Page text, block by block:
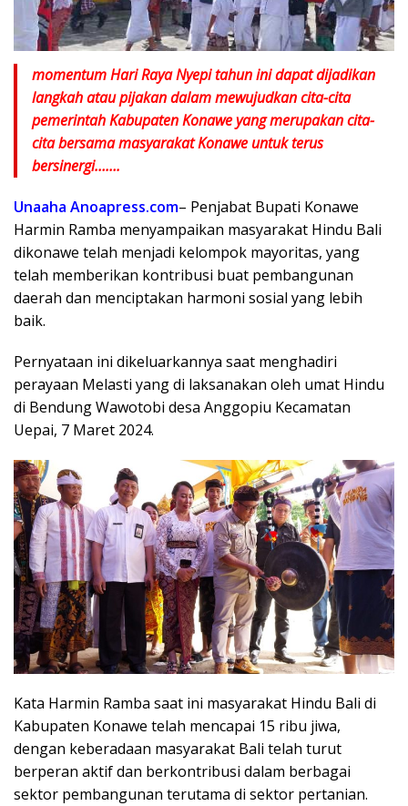
momentum Hari Raya Nyepi tahun ini dapat dijadikan
langkah atau pijakan dalam mewujudkan cita-cita
pemerintah Kabupaten Konawe yang merupakan cita-
cita bersama masyarakat Konawe untuk terus
bersinergi…….
Unaaha Anoapress.com– Penjabat Bupati Konawe
Harmin Ramba menyampaikan masyarakat Hindu Bali
dikonawe telah menjadi kelompok mayoritas, yang
telah memberikan kontribusi buat pembangunan
daerah dan menciptakan harmoni sosial yang lebih
baik.
Pernyataan ini dikeluarkannya saat menghadiri
perayaan Melasti yang di laksanakan oleh umat Hindu
di Bendung Wawotobi desa Anggopiu Kecamatan
Uepai, 7 Maret 2024.
Kata Harmin Ramba saat ini masyarakat Hindu Bali di
Kabupaten Konawe telah mencapai 15 ribu jiwa,
dengan keberadaan masyarakat Bali telah turut
berperan aktif dan berkontribusi dalam berbagai
sektor pembangunan terutama di sektor pertanian.